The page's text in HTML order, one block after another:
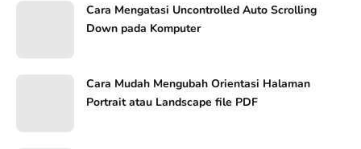
Cara Mengatasi Uncontrolled Auto Scrolling
Down pada Komputer
Cara Mudah Mengubah Orientasi Halaman
Portrait atau Landscape file PDF